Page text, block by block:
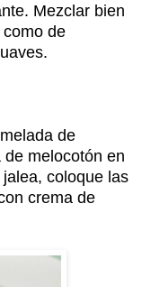
Mezclar bien
de
de
melocotón en
coloque las
crema de